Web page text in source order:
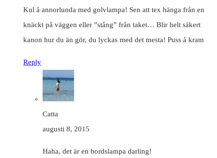
Kul å annorlunda med golvlampa! Sen att tex hänga från en
knäckt på väggen eller ”stång” från taket… Blir helt säkert
kanon hur du än gör, du lyckas med det mesta! Puss å kram
Reply
Catta
augusti 8, 2015
Haha, det är en bordslampa darling!